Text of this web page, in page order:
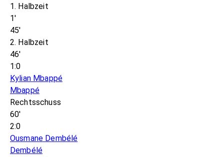
1. Halbzeit
1'
45'
2. Halbzeit
46'
1:0
Kylian Mbappé
Mbappé
Rechtsschuss
60'
2:0
Ousmane Dembélé
Dembélé